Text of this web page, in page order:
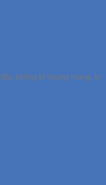
không bị hoang mang, lo